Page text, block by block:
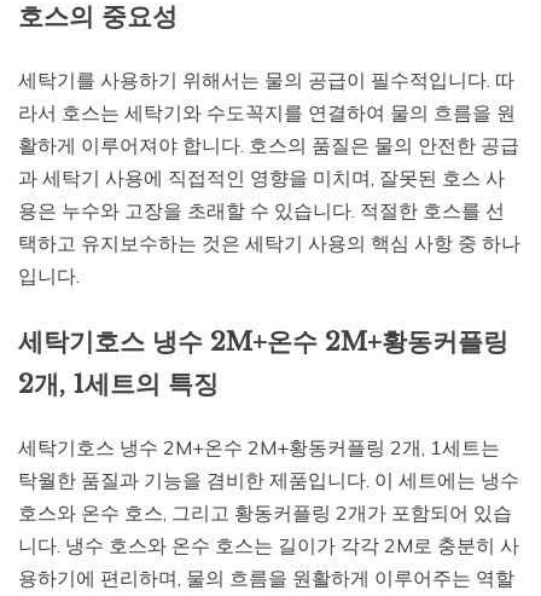
호스의 중요성
세탁기를 사용하기 위해서는 물의 공급이 필수적입니다. 따
라서 호스는 세탁기와 수도꼭지를 연결하여 물의 흐름을 원
활하게 이루어져야 합니다. 호스의 품질은 물의 안전한 공급
과 세탁기 사용에 직접적인 영향을 미치며, 잘못된 호스 사
용은 누수와 고장을 초래할 수 있습니다. 적절한 호스를 선
택하고 유지보수하는 것은 세탁기 사용의 핵심 사항 중 하나
입니다.
세탁기호스 냉수 2M+온수 2M+황동커플링
2개, 1세트의 특징
세탁기호스 냉수 2M+온수 2M+황동커플링 2개, 1세트는
탁월한 품질과 기능을 겸비한 제품입니다. 이 세트에는 냉수
호스와 온수 호스, 그리고 황동커플링 2개가 포함되어 있습
니다. 냉수 호스와 온수 호스는 길이가 각각 2M로 충분히 사
용하기에 편리하며, 물의 흐름을 원활하게 이루어주는 역할